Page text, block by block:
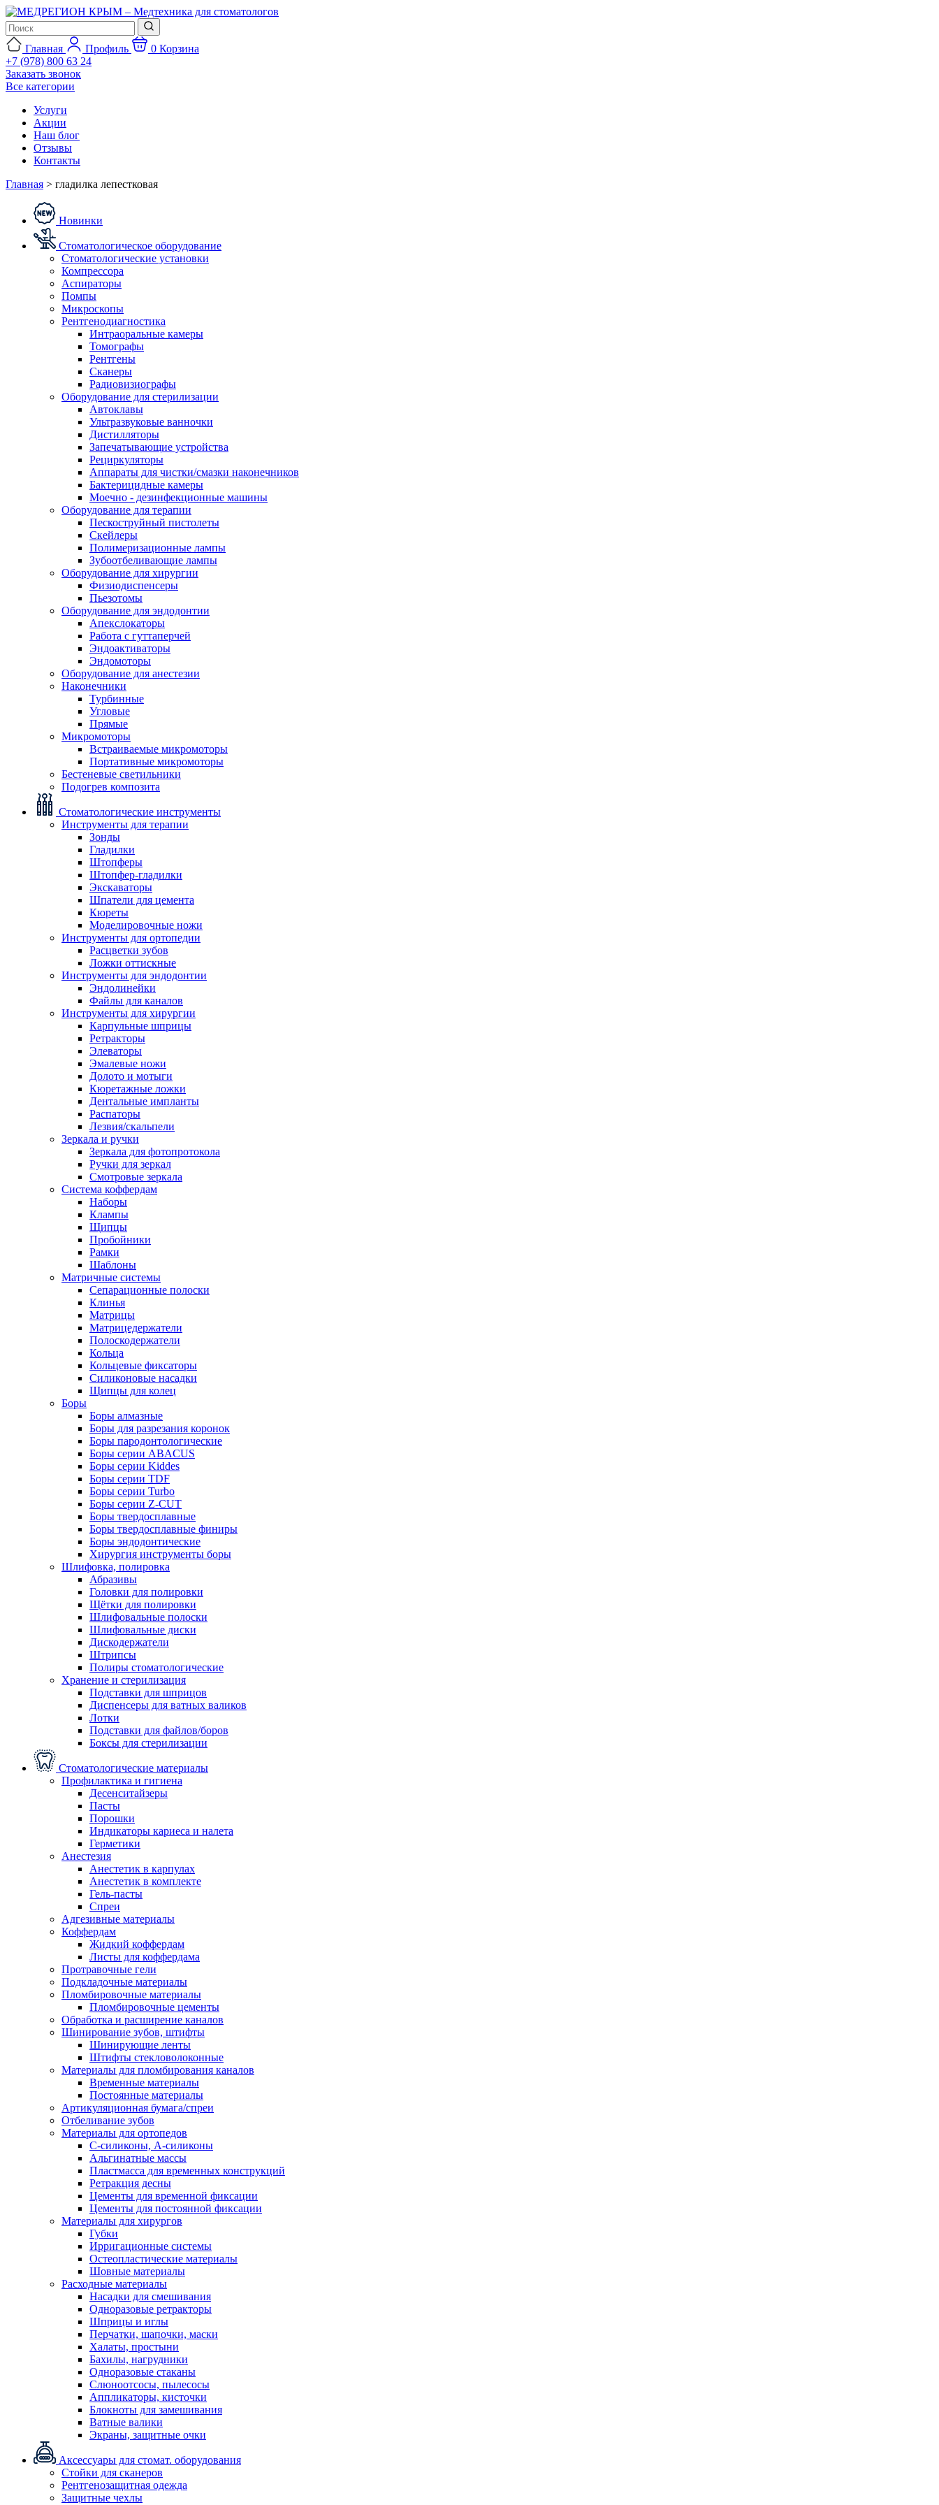
Главная Профиль 0 Корзина
+7 (978) 800 63 24
Заказать звонок
Все категории
Услуги
Акции
Наш блог
Отзывы
Контакты
Главная > гладилка лепестковая
Новинки
Стоматологическое оборудование
Стоматологические установки
Компрессора
Аспираторы
Помпы
Микроскопы
Рентгенодиагностика
Интраоральные камеры
Томографы
Рентгены
Сканеры
Радиовизиографы
Оборудование для стерилизации
Автоклавы
Ультразвуковые ванночки
Дистилляторы
Запечатывающие устройства
Рециркуляторы
Аппараты для чистки/смазки наконечников
Бактерицидные камеры
Моечно - дезинфекционные машины
Оборудование для терапии
Пескоструйный пистолеты
Скейлеры
Полимеризационные лампы
Зубоотбеливающие лампы
Оборудование для хирургии
Физиодиспенсеры
Пьезотомы
Оборудование для эндодонтии
Апекслокаторы
Работа с гуттаперчей
Эндоактиваторы
Эндомоторы
Оборудование для анестезии
Наконечники
Турбинные
Угловые
Прямые
Микромоторы
Встраиваемые микромоторы
Портативные микромоторы
Бестеневые светильники
Подогрев композита
Стоматологические инструменты
Инструменты для терапии
Зонды
Гладилки
Штопферы
Штопфер-гладилки
Экскаваторы
Шпатели для цемента
Кюреты
Моделировочные ножи
Инструменты для ортопедии
Расцветки зубов
Ложки оттискные
Инструменты для эндодонтии
Эндолинейки
Файлы для каналов
Инструменты для хирургии
Карпульные шприцы
Ретракторы
Элеваторы
Эмалевые ножи
Долото и мотыги
Кюретажные ложки
Дентальные импланты
Распаторы
Лезвия/скальпели
Зеркала и ручки
Зеркала для фотопротокола
Ручки для зеркал
Смотровые зеркала
Система коффердам
Наборы
Клампы
Щипцы
Пробойники
Рамки
Шаблоны
Матричные системы
Сепарационные полоски
Клинья
Матрицы
Матрицедержатели
Полоскодержатели
Кольца
Кольцевые фиксаторы
Силиконовые насадки
Щипцы для колец
Боры
Боры алмазные
Боры для разрезания коронок
Боры пародонтологические
Боры серии ABACUS
Боры серии Kiddes
Боры серии TDF
Боры серии Turbo
Боры серии Z-CUT
Боры твердосплавные
Боры твердосплавные финиры
Боры эндодонтические
Хирургия инструменты боры
Шлифовка, полировка
Абразивы
Головки для полировки
Щётки для полировки
Шлифовальные полоски
Шлифовальные диски
Дискодержатели
Штрипсы
Полиры стоматологические
Хранение и стерилизация
Подставки для шприцов
Диспенсеры для ватных валиков
Лотки
Подставки для файлов/боров
Боксы для стерилизации
Стоматологические материалы
Профилактика и гигиена
Десенситайзеры
Пасты
Порошки
Индикаторы кариеса и налета
Герметики
Анестезия
Анестетик в карпулах
Анестетик в комплекте
Гель-пасты
Спреи
Адгезивные материалы
Коффердам
Жидкий коффердам
Листы для коффердама
Протравочные гели
Подкладочные материалы
Пломбировочные материалы
Пломбировочные цементы
Обработка и расширение каналов
Шинирование зубов, штифты
Шинирующие ленты
Штифты стекловолоконные
Материалы для пломбирования каналов
Временные материалы
Постоянные материалы
Артикуляционная бумага/спреи
Отбеливание зубов
Материалы для ортопедов
C-силиконы, А-силиконы
Альгинатные массы
Пластмасса для временных конструкций
Ретракция десны
Цементы для временной фиксации
Цементы для постоянной фиксации
Материалы для хирургов
Губки
Ирригационные системы
Остеопластические материалы
Шовные материалы
Расходные материалы
Насадки для смешивания
Одноразовые ретракторы
Шприцы и иглы
Перчатки, шапочки, маски
Халаты, простыни
Бахилы, нагрудники
Одноразовые стаканы
Слюноотсосы, пылесосы
Аппликаторы, кисточки
Блокноты для замешивания
Ватные валики
Экраны, защитные очки
Аксессуары для стомат. оборудования
Стойки для сканеров
Рентгенозащитная одежда
Защитные чехлы